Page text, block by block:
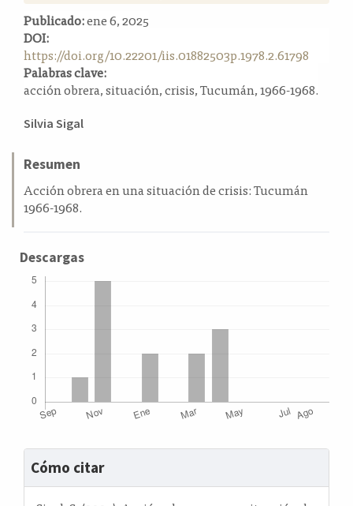
a
l
a
t
e
r
a
l
Publicado:ene 6, 2025
DOI:
https://doi.org/10.22201/iis.01882503p.1978.2.61798
Palabras clave:
acción obrera, situación, crisis, Tucumán, 1966-1968.
Contenido
del
artículo
Silvia Sigal
Resumen
Acción obrera en una situación de crisis: Tucumán
1966-1968.
Descargas
Detalles
del
Cómo citar